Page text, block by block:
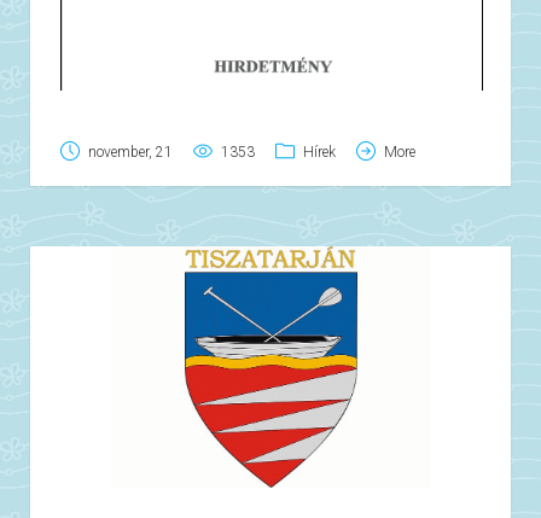
november, 21 1353 Hírek More